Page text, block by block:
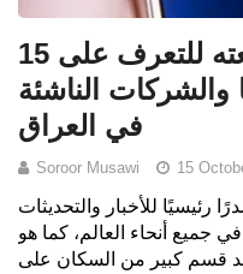
15 حسابا يجب عليك متابعته للتعرف على
والشركات الناشئة
في العراق
Soroor Musawi 15
رئيسيًا للأخبار والتحديثات
جميع أنحاء العالم، كما هو
قسم كبير من السكان على